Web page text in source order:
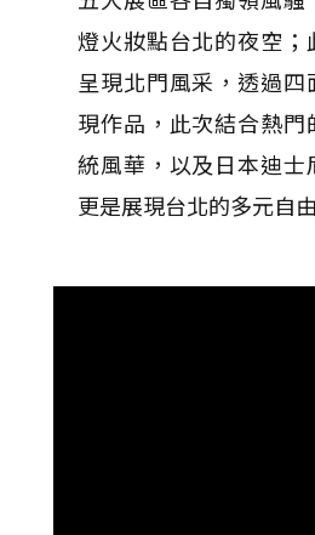
燈火妝點台北的夜空；
呈現北門風采，透過四
現作品，此次結合熱
統風華，以及日本迪士
更是展現台北的多元自